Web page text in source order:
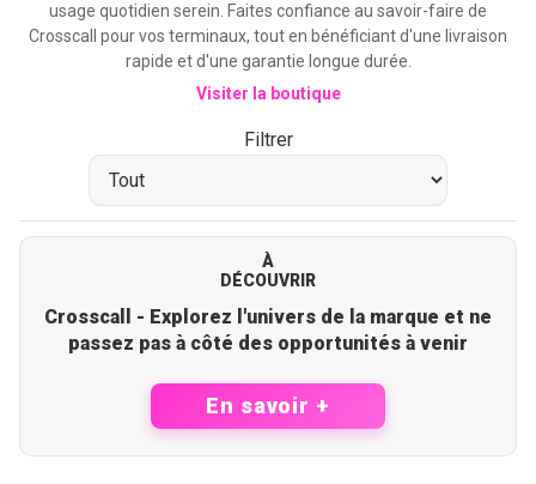
usage quotidien serein. Faites confiance au savoir-faire de
Crosscall pour vos terminaux, tout en bénéficiant d'une livraison
rapide et d'une garantie longue durée.
Visiter la boutique
Filtrer
À
DÉCOUVRIR
Crosscall - Explorez l'univers de la marque et ne
passez pas à côté des opportunités à venir
En savoir +